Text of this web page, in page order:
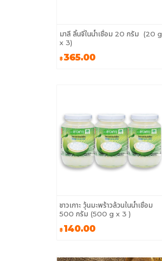
มาลี ลิ้นจี่ในน้ำเชื่อม 20 กรัม (20 g
x 3)
฿365.00
ชาวเกาะ วุ้นมะพร้าวล้วนในน้ำเชื่อม
500 กรัม (500 g x 3 )
฿ 140.00